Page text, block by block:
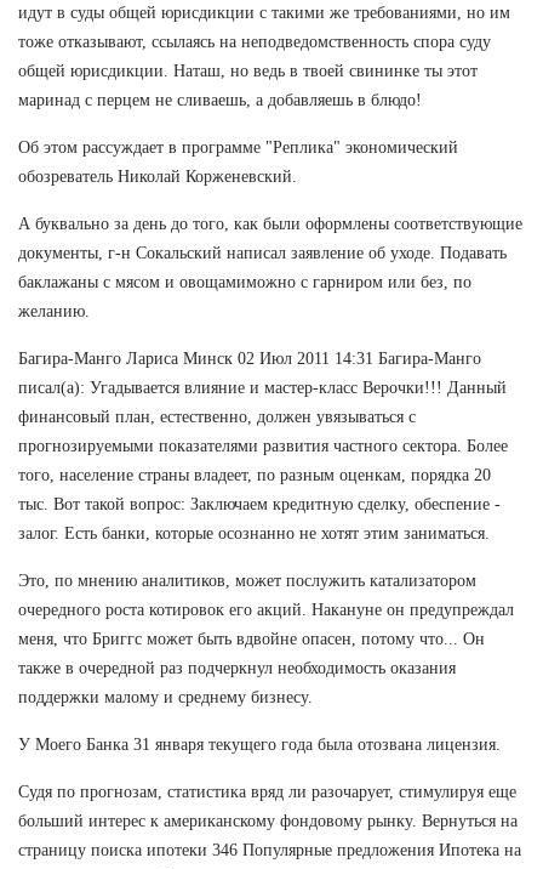
идут в суды общей юрисдикции с такими же требованиями, но им
тоже отказывают, ссылаясь на неподведомственность спора суду
общей юрисдикции. Наташ, но ведь в твоей свининке ты этот
маринад с перцем не сливаешь, а добавляешь в блюдо!
Об этом рассуждает в программе "Реплика" экономический
обозреватель Николай Корженевский.
А буквально за день до того, как были оформлены соответствующие
документы, г-н Сокальский написал заявление об уходе. Подавать
баклажаны с мясом и овощамиможно с гарниром или без, по
желанию.
Багира-Манго Лариса Минск 02 Июл 2011 14:31 Багира-Манго
писал(а): Угадывается влияние и мастер-класс Верочки!!! Данный
финансовый план, естественно, должен увязываться с
прогнозируемыми показателями развития частного сектора. Более
того, население страны владеет, по разным оценкам, порядка 20
тыс. Вот такой вопрос: Заключаем кредитную сделку, обеспение -
залог. Есть банки, которые осознанно не хотят этим заниматься.
Это, по мнению аналитиков, может послужить катализатором
очередного роста котировок его акций. Накануне он предупреждал
меня, что Бриггс может быть вдвойне опасен, потому что... Он
также в очередной раз подчеркнул необходимость оказания
поддержки малому и среднему бизнесу.
У Моего Банка 31 января текущего года была отозвана лицензия.
Судя по прогнозам, статистика вряд ли разочарует, стимулируя еще
больший интерес к американскому фондовому рынку. Вернуться на
страницу поиска ипотеки 346 Популярные предложения Ипотека на